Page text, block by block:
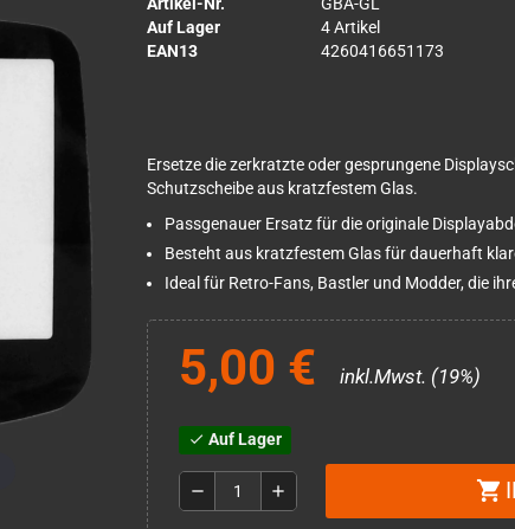
Artikel-Nr.
GBA-GL
Auf Lager
4 Artikel
EAN13
4260416651173
Ersetze die zerkratzte oder gesprungene
Schutzscheibe aus kratzfestem Glas.
Passgenauer Ersatz für die originale
Besteht aus kratzfestem Glas für dauerhaft
Ideal für Retro-Fans, Bastler und Modder, die
5,00 € inkl.Mwst. (19%)
check Auf Lager
remove add shopping_cart